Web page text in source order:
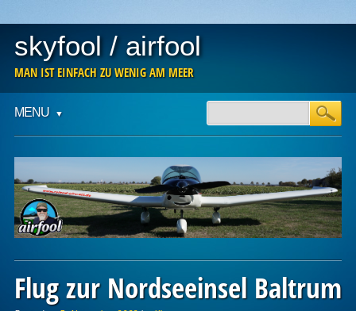
skyfool / airfool
MAN IST EINFACH ZU WENIG AM MEER
Main menu
content
MENU
Flug zur Nordseeinsel Baltrum